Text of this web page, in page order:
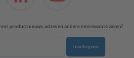
productnieuws, acties en andere interessante zaken?
Inschrijven